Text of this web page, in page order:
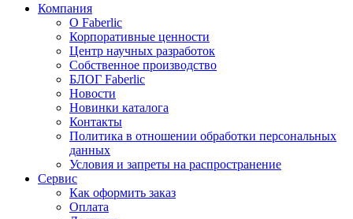
Компания
О Faberlic
Корпоративные ценности
Центр научных разработок
Собственное производство
БЛОГ Faberlic
Новости
Новинки каталога
Контакты
Политика в отношении обработки персональных
данных
Условия и запреты на распространение
Сервис
Как оформить заказ
Оплата